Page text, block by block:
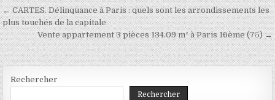
Navigation
de
l’article
← CARTES. Délinquance à Paris : quels sont les arrondissements les
plus touchés de la capitale
Vente appartement 3 pièces 134.09 m² à Paris 16ème (75) →
Rechercher
Rechercher